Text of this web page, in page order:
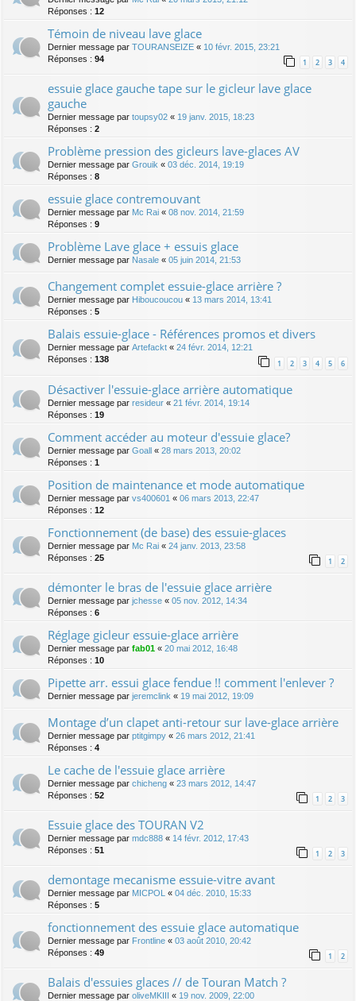
Réponses : 12
Témoin de niveau lave glace
Dernier message par TOURANSEIZE « 10 févr. 2015, 23:21
Réponses : 94 1 2 3 4
essuie glace gauche tape sur le gicleur lave glace
gauche
Dernier message par toupsy02 « 19 janv. 2015, 18:23
Réponses : 2
Problème pression des gicleurs lave-glaces AV
Dernier message par Grouik « 03 déc. 2014, 19:19
Réponses : 8
essuie glace contremouvant
Dernier message par Mc Rai « 08 nov. 2014, 21:59
Réponses : 9
Problème Lave glace + essuis glace
Dernier message par Nasale « 05 juin 2014, 21:53
Changement complet essuie-glace arrière ?
Dernier message par Hiboucoucou « 13 mars 2014, 13:41
Réponses : 5
Balais essuie-glace - Références promos et divers
Dernier message par Artefackt « 24 févr. 2014, 12:21
Réponses : 138 1 2 3 4 5 6
Désactiver l'essuie-glace arrière automatique
Dernier message par resideur « 21 févr. 2014, 19:14
Réponses : 19
Comment accéder au moteur d'essuie glace?
Dernier message par Goall « 28 mars 2013, 20:02
Réponses : 1
Position de maintenance et mode automatique
Dernier message par vs400601 « 06 mars 2013, 22:47
Réponses : 12
Fonctionnement (de base) des essuie-glaces
Dernier message par Mc Rai « 24 janv. 2013, 23:58
Réponses : 25 1 2
démonter le bras de l'essuie glace arrière
Dernier message par jchesse « 05 nov. 2012, 14:34
Réponses : 6
Réglage gicleur essuie-glace arrière
Dernier message par fab01 « 20 mai 2012, 16:48
Réponses : 10
Pipette arr. essui glace fendue !! comment l'enlever ?
Dernier message par jeremclink « 19 mai 2012, 19:09
Montage d’un clapet anti-retour sur lave-glace arrière
Dernier message par ptitgimpy « 26 mars 2012, 21:41
Réponses : 4
Le cache de l'essuie glace arrière
Dernier message par chicheng « 23 mars 2012, 14:47
Réponses : 52 1 2 3
Essuie glace des TOURAN V2
Dernier message par mdc888 « 14 févr. 2012, 17:43
Réponses : 51 1 2 3
demontage mecanisme essuie-vitre avant
Dernier message par MICPOL « 04 déc. 2010, 15:33
Réponses : 5
fonctionnement des essuie glace automatique
Dernier message par Frontline « 03 août 2010, 20:42
Réponses : 49 1 2
Balais d'essuies glaces // de Touran Match ?
Dernier message par oliveMKIII « 19 nov. 2009, 22:00